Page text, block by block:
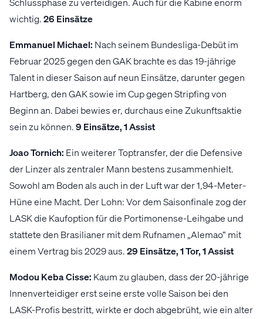
wichtig.26 Einsätze
Emmanuel Michael: Nach seinem Bundesliga-Debüt im
Februar 2025 gegen den GAK brachte es das 19-jährige
Talent in dieser Saison auf neun Einsätze, darunter gegen
Hartberg, den GAK sowie im Cup gegen Stripfing von
Beginn an. Dabei bewies er, durchaus eine Zukunftsaktie
sein zu können.9 Einsätze, 1 Assist
Joao Tornich: Ein weiterer Toptransfer, der die Defensive
der Linzer als zentraler Mann bestens zusammenhielt.
Sowohl am Boden als auch in der Luft war der 1,94-Meter-
Hüne eine Macht. Der Lohn: Vor dem Saisonfinale zog der
LASK die Kaufoption für die Portimonense-Leihgabe und
stattete den Brasilianer mit dem Rufnamen „Alemao“ mit
einem Vertrag bis 2029 aus.29 Einsätze, 1 Tor, 1 Assist
Modou Keba Cisse: Kaum zu glauben, dass der 20-jährige
Innenverteidiger erst seine erste volle Saison bei den
LASK-Profis bestritt, wirkte er doch abgebrüht, wie ein alter